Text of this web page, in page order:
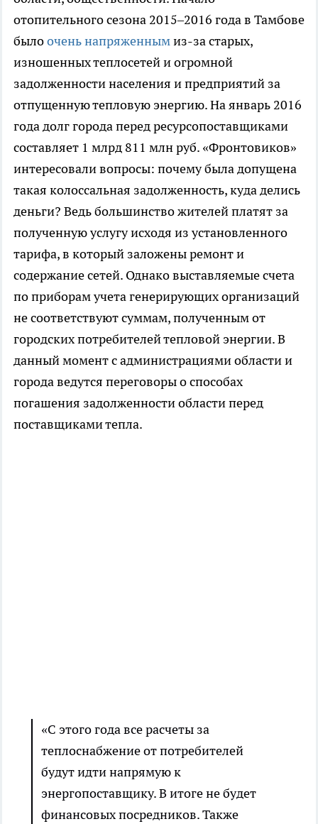
отопительного сезона 2015–2016 года в Тамбове
былоочень напряженнымиз-за старых,
изношенных теплосетей и огромной
задолженности населения и предприятий за
отпущенную тепловую энергию. На январь 2016
года долг города перед ресурсопоставщиками
составляет 1 млрд 811 млн руб. «Фронтовиков»
интересовали вопросы: почему была допущена
такая колоссальная задолженность, куда делись
деньги? Ведь большинство жителей платят за
полученную услугу исходя из установленного
тарифа, в который заложены ремонт и
содержание сетей. Однако выставляемые счета
по приборам учета генерирующих организаций
не соответствуют суммам, полученным от
городских потребителей тепловой энергии. В
данный момент с администрациями области и
города ведутся переговоры о способах
погашения задолженности области перед
поставщиками тепла.
«С этого года все расчеты за
теплоснабжение от потребителей
будут идти напрямую к
энергопоставщику. В итоге не будет
финансовых посредников. Также